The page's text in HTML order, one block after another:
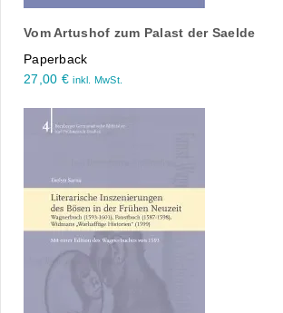
Vom Artushof zum Palast der Saelde
Paperback
27,00 € inkl. MwSt.